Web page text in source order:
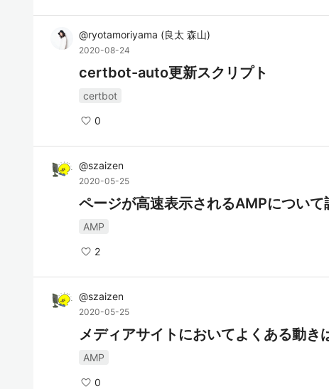
@ryotamoriyama (良太 森山)
2020-08-24
certbot-auto更新スクリプト
certbot
0
@szaizen
2020-05-25
ページが高速表示されるAMPについて
AMP
2
@szaizen
2020-05-25
メディアサイトにおいてよくある動き
AMP
0